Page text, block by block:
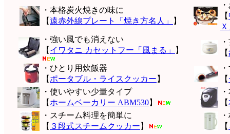
・本格炭火焼きの味に
【遠赤外線プレート「焼き方名人」 】
【
・強い風でも消えない
【 イワタニ カセットフー「風まる」 】
【
・ひとり用炊飯器
【 ポータブル・ライスクッカー 】
【
・使いやすい少量タイプ
【 ホームベーカリー ABM530】
【
・スチーム料理を簡単に
【 ３段式スチームクッカー 】
【